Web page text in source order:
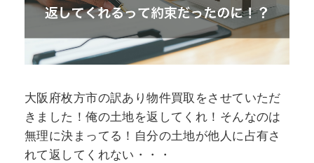
大阪府枚方市の訳あり物件買取をさせていただ
きました！俺の土地を返してくれ！そんなのは
無理に決まってる！自分の土地が他人に占有さ
れて返してくれない・・・